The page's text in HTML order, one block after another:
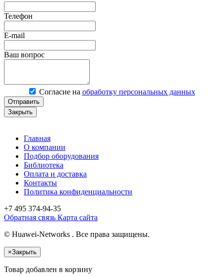
Телефон
E-mail
Ваш вопрос
Согласие на обработку персональных данных
Отправить
Закрыть
Главная
О компании
Подбор оборудования
Библиотека
Оплата и доставка
Контакты
Политика конфиденциальности
+7 495 374-94-35
Обратная связь Карта сайта
© Huawei-Networks . Все права защищены.
×Закрыть
Товар добавлен в корзину